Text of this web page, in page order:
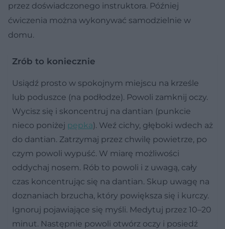
przez doświadczonego instruktora. Później
ćwiczenia można wykonywać samodzielnie w
domu.
Zrób to koniecznie
Usiądź prosto w spokojnym miejscu na krześle
lub poduszce (na podłodze). Powoli zamknij oczy.
Wycisz się i skoncentruj na dantian (punkcie
nieco poniżej pępka). Weź cichy, głęboki wdech aż
do dantian. Zatrzymaj przez chwilę powietrze, po
czym powoli wypuść. W miarę możliwości
oddychaj nosem. Rób to powoli i z uwagą, cały
czas koncentrując się na dantian. Skup uwagę na
doznaniach brzucha, który powiększa się i kurczy.
Ignoruj pojawiające się myśli. Medytuj przez 10–20
minut. Następnie powoli otwórz oczy i posiedź